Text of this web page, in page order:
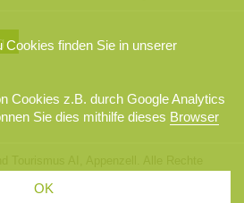
Datenschutzerklärung
Cookies finden Sie in unserer
Cookies z.B. durch Google Analytics
Sie dies mithilfe dieses Browser
OK